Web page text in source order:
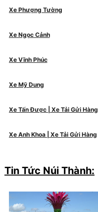
Xe Phượng Tường
Xe Ngọc Cảnh
Xe Vĩnh Phúc
Xe Mỹ Dung
Xe Tấn Được | Xe Tải Gửi Hàng
Xe Anh Khoa | Xe Tải Gửi Hàng
Tin Tức Núi Thành: